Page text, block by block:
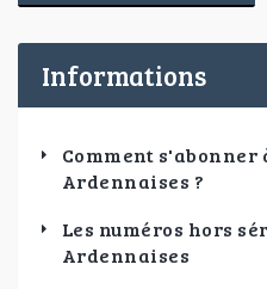
Informations
Comment s'abonner
Ardennaises ?
Les numéros hors
Ardennaises